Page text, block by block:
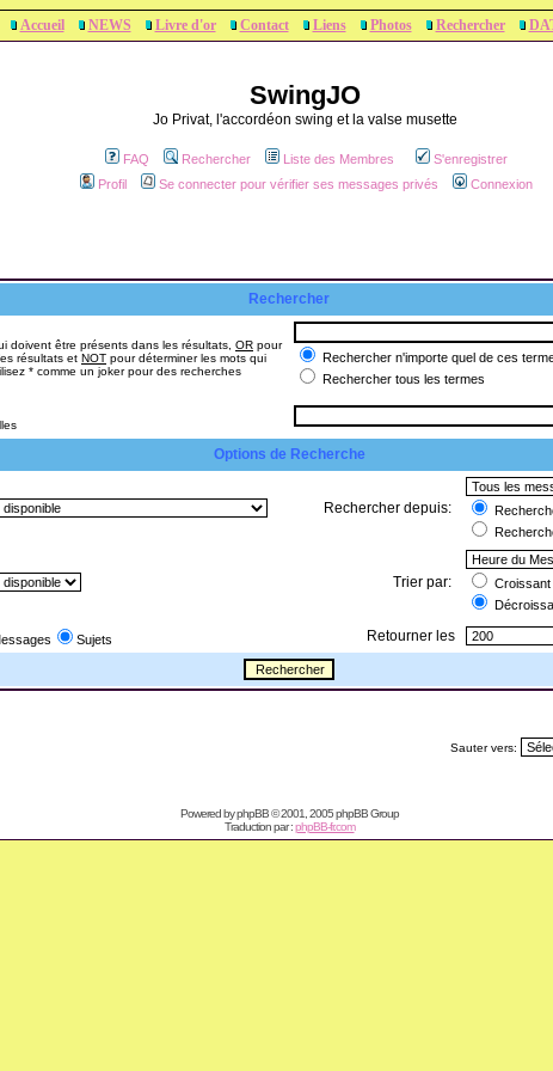
Accueil NEWS Livre d'or Contact Liens Photos Rechercher
SwingJO
Jo Privat, l'accordéon swing et la valse musette
FAQ Rechercher Liste des Membres
S'enregistrer
Profil
Se connecter pour vérifier ses messages privés Connexion
Rechercher
doivent être présents dans les résultats, OR pour
résultats et NOT pour déterminer les mots qui
* comme un joker pour des recherches
Rechercher n'importe quel de ces
Rechercher tous les termes
Options de Recherche
Rechercher depuis:
Trier par:
Croissant
Sujets Retourner les
Sauter vers:
Powered byphpBB© 2001, 2005 phpBB Group
Traduction par :phpBB-fr.com